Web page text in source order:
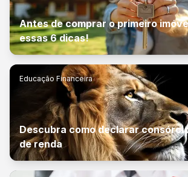
Antes de comprar o primeiro
essas 6 dicas!
Educação Financeira
Descubra como declarar
de renda